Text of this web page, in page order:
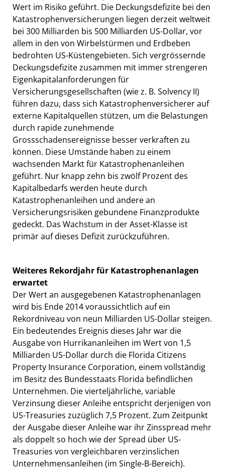
Wert im Risiko geführt. Die Deckungsdefizite bei den
Katastrophenversicherungen liegen derzeit weltweit
bei 300 Milliarden bis 500 Milliarden US-Dollar, vor
allem in den von Wirbelstürmen und Erdbeben
bedrohten US-Küstengebieten. Sich vergrössernde
Deckungsdefizite zusammen mit immer strengeren
Eigenkapitalanforderungen für
Versicherungsgesellschaften (wie z. B. Solvency II)
führen dazu, dass sich Katastrophenversicherer auf
externe Kapitalquellen stützen, um die Belastungen
durch rapide zunehmende
Grossschadensereignisse besser verkraften zu
können. Diese Umstände haben zu einem
wachsenden Markt für Katastrophenanleihen
geführt. Nur knapp zehn bis zwölf Prozent des
Kapitalbedarfs werden heute durch
Katastrophenanleihen und andere an
Versicherungsrisiken gebundene Finanzprodukte
gedeckt. Das Wachstum in der Asset-Klasse ist
primär auf dieses Defizit zurückzuführen.
Weiteres Rekordjahr für Katastrophenanlagen
erwartet
Der Wert an ausgegebenen Katastrophenanlagen
wird bis Ende 2014 voraussichtlich auf ein
Rekordniveau von neun Milliarden US-Dollar steigen.
Ein bedeutendes Ereignis dieses Jahr war die
Ausgabe von Hurrikananleihen im Wert von 1,5
Milliarden US-Dollar durch die Florida Citizens
Property Insurance Corporation, einem vollständig
im Besitz des Bundesstaats Florida befindlichen
Unternehmen. Die vierteljährliche, variable
Verzinsung dieser Anleihe entspricht derjenigen von
US-Treasuries zuzüglich 7,5 Prozent. Zum Zeitpunkt
der Ausgabe dieser Anleihe war ihr Zinsspread mehr
als doppelt so hoch wie der Spread über US-
Treasuries von vergleichbaren verzinslichen
Unternehmensanleihen (im Single-B-Bereich).